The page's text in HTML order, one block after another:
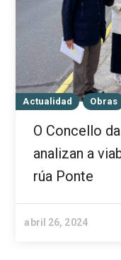
Actualidad Obras
O Concello
analizan a
rúa Ponte
abril 26, 2024